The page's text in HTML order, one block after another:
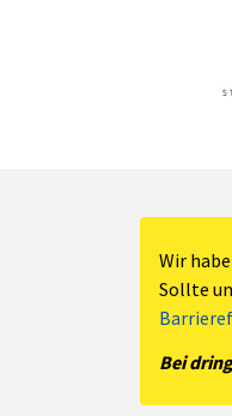
Zum
Wir
Sollte
Bei